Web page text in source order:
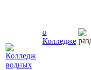
о
Колледже